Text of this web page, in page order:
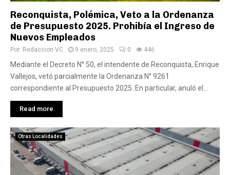
Reconquista, Polémica, Veto a la Ordenanza
de Presupuesto 2025. Prohibía el Ingreso de
Nuevos Empleados
Por: Redaccion VC 9 enero, 2025 0 446
Mediante el Decreto N° 50, el intendente de Reconquista, Enrique
Vallejos, vetó parcialmente la Ordenanza N° 9261
correspondiente al Presupuesto 2025. En particular, anuló el...
Read more
Otras Localidades